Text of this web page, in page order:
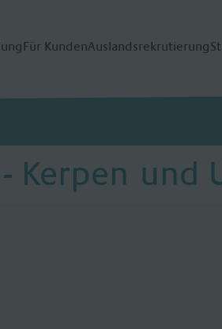
Für KundenAuslandsrekrutierung
Kerpen und